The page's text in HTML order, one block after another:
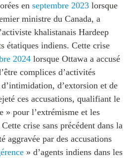
Projet APEC-Canada pour
l’expansion du partenariat
des entreprises
Conférence Canada-en-
Asie
CPTPP Portal
en septembre 2023 lorsque
ministre du Canada, a
khalistanais Hardeep
étatiques indiens. Cette crise
2024 lorsque Ottawa a accusé
complices d’activités
d’extorsion et de
ces accusations, qualifiant le
» pour l’extrémisme et les
crise sans précédent dans la
aggravée par des accusations
» d’agents indiens dans les